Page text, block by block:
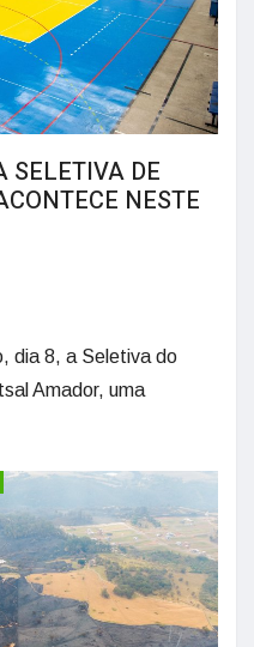
SELETIVA DE
NESTE
dia 8, a Seletiva do
Amador, uma